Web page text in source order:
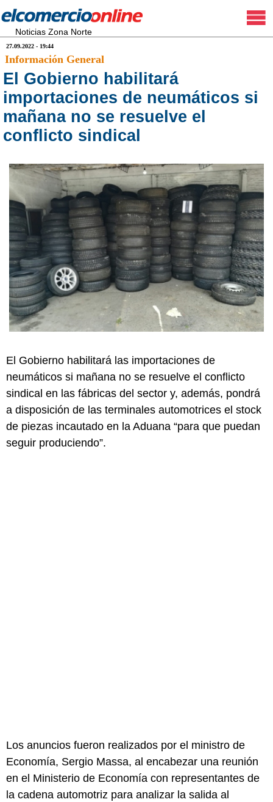
Noticias Zona Norte
27.09.2022 - 19:44
Información General
El Gobierno habilitará
importaciones de neumáticos si
mañana no se resuelve el
conflicto sindical
El Gobierno habilitará las importaciones de
neumáticos si mañana no se resuelve el conflicto
sindical en las fábricas del sector y, además, pondrá
a disposición de las terminales automotrices el stock
de piezas incautado en la Aduana “para que puedan
seguir produciendo”.
Los anuncios fueron realizados por el ministro de
Economía, Sergio Massa, al encabezar una reunión
en el Ministerio de Economía con representantes de
la cadena automotriz para analizar la salida al